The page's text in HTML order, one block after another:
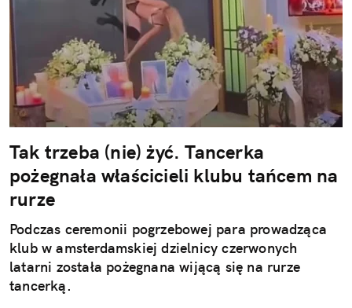
Tak trzeba (nie) żyć. Tancerka
pożegnała właścicieli klubu tańcem na
rurze
Podczas ceremonii pogrzebowej para prowadząca
klub w amsterdamskiej dzielnicy czerwonych
latarni została pożegnana wijącą się na rurze
tancerką.